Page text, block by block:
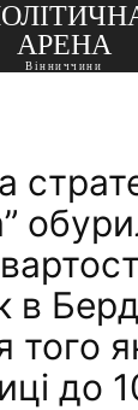
АРЕНА
Вінниччини
в
того
до